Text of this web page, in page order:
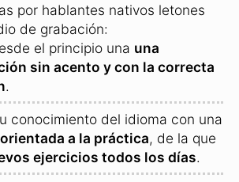
por hablantes nativos letones
de grabación:
el principio una una
sin acento y con la correcta
.
conocimiento del idioma con una
a la práctica, de la que
ejercicios todos los días.